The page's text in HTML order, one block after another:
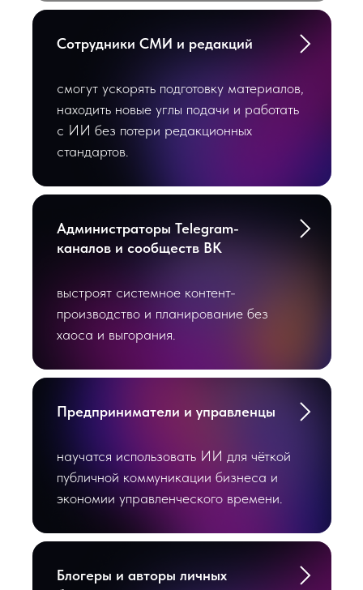
Сотрудники СМИ и редакций
смогут ускорять подготовку материалов,
находить новые углы подачи и работать
с ИИ без потери редакционных
стандартов.
Администраторы Telegram-
каналов и сообществ ВК
выстроят системное контент-
производство и планирование без
хаоса и выгорания.
Предприниматели и управленцы
научатся использовать ИИ для чёткой
публичной коммуникации бизнеса и
экономии управленческого времени.
Блогеры и авторы личных
День 1 — тексты,
системность
— ИИ без мифов: где он
реально помогает
— посты, пресс-релизы,
заявления, заголовки
— промпт-инжиниринг для PR,
СМИ и соцсетей
Скачать полную программу
Программа